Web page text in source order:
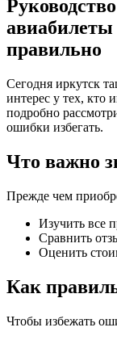
авиабилеты
правильно
Сегодня иркутск ташкент авиабилеты цена вызывает большой
интерес у тех, кто
подробно
ошибки избегать.
Что важно
Прежде чем
Изучить все
Сравнить
Оценить
Как
Чтобы избежать